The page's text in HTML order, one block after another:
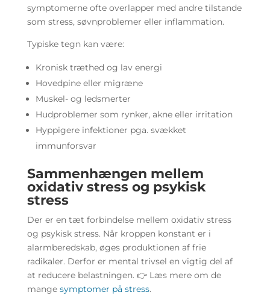
symptomerne ofte overlapper med andre tilstande
som stress, søvnproblemer eller inflammation.
Typiske tegn kan være:
Kronisk træthed og lav energi
Hovedpine eller migræne
Muskel- og ledsmerter
Hudproblemer som rynker, akne eller irritation
Hyppigere infektioner pga. svækket
immunforsvar
Sammenhængen mellem
oxidativ stress og psykisk
stress
Der er en tæt forbindelse mellem oxidativ stress
og psykisk stress. Når kroppen konstant er i
alarmberedskab, øges produktionen af frie
radikaler. Derfor er mental trivsel en vigtig del af
at reducere belastningen. 👉 Læs mere om de
mange symptomer på stress.